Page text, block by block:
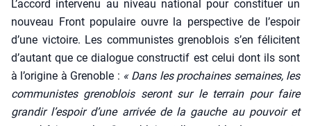
L’accord inter­ve­nu au niveau natio­nal pour consti­tuer un
nou­veau Front popu­laire ouvre la pers­pec­tive de l’espoir
d’une vic­toire. Les com­mu­nistes gre­no­blois s’en féli­citent
d’autant que ce dia­logue construc­tif est celui dont ils sont
à l’origine à Gre­noble : « Dans les pro­chaines semaines, les
com­mu­nistes gre­no­blois seront sur le ter­rain pour faire
gran­dir l’espoir d’une arri­vée de la gauche au pou­voir et